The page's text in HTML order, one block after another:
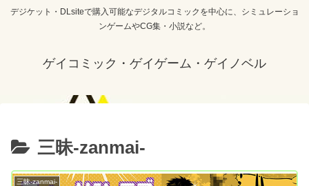
デジケット・DLsiteで購入可能なデジタルコミックを中心に、シミュレーショ
ンゲームやCG集・小説など。
ゲイコミック・ゲイゲーム・ゲイノベル
三昧-zanmai-
三昧-zanmai-